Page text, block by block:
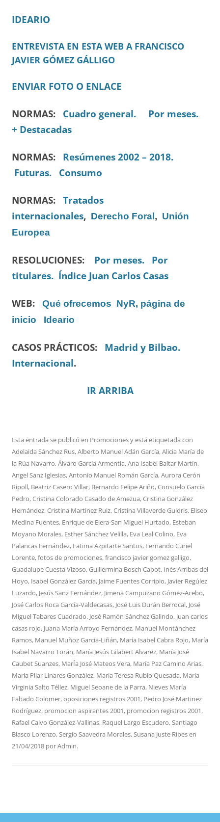
IDEARIO
ENTREVISTA EN ESTA WEB A FRANCISCO
JAVIER GÓMEZ GÁLLIGO
ENVIAR FOTO O ENLACE
NORMAS: Cuadro general.
Por meses.
+ Destacadas
NORMAS: Resúmenes 2002 – 2018.
Futuras.
Consumo
NORMAS: Tratados
internacionales, Derecho Foral , Unión
Europea
RESOLUCIONES: Por meses.
Por
titulares. Índice Juan Carlos Casas
WEB: Qué ofrecemos NyR, página de
inicio
Ideario
CASOS PRÁCTICOS: Madrid y Bilbao.
Internacional.
IR ARRIBA
Esta entrada se publicó en Promocionesy está etiquetada con
Adelaida Sánchez Rus,Alberto Manuel Adán García,Alicia María de
la Rúa Navarro,Álvaro García Armentia,Ana Isabel Baltar Martín,
Angel Sanz Iglesias,Antonio Manuel Román García,Aurora Cerón
Ripoll, Beatriz Casero Villar, Bernardo Felipe Ariño,Consuelo García
Pedro,Cristina Colorado Casado de Amezua,Cristina González
Hernández,Cristina Martinez Ruiz,Cristina Villaverde Guldris, Eliseo
Medina Fuentes, Enrique de Elera-San Miguel Hurtado, Esteban
Moyano Morales, Esther Sánchez Velilla, Eva Leal Colino, Eva
Palancas Fernández, Fatima Azpitarte Santos, Fernando Curiel
Lorente,fotos de promociones,francisco javier gomez galligo,
Guadalupe Cuesta Vizoso,Guillermina Bosch Cabot, Inés Arribas del
Hoyo, Isabel González García, Jaime Fuentes Corripio, Javier Regúlez
Luzardo, Jesús Sanz Fernández, Jimena Campuzano Gómez-Acebo,
José Carlos Roca García-Valdecasas, José Luis Durán Berrocal, José
Miguel Tabares Cuadrado, José Ramón Sánchez Galindo, juan carlos
casas rojo, Juana María Arroyo Fernández, Manuel Montánchez
Ramos, Manuel Muñoz García-Liñán, María Isabel Cabra Rojo, María
Isabel Navarro Torán, María Jesús Gilabert Alvarez, María José
Caubet Suanzes, MarÍa José Mateos Vera, María Paz Camino Arias,
María Pilar Linares González, María Teresa Rubio Quesada, María
Virginia Salto Téllez, Miguel Seoane de la Parra, Nieves María
Fabado Colomer,oposiciones registros 2001, Pedro José Martinez
Rodríguez, promocion aspirantes 2001, promocion registros 2001,
Rafael Calvo González-Vallinas, Raquel Largo Escudero,Santiago
Blasco Lorenzo,Sergio Saavedra Morales,Susana Juste Ribesen
21/04/2018 porAdmin.